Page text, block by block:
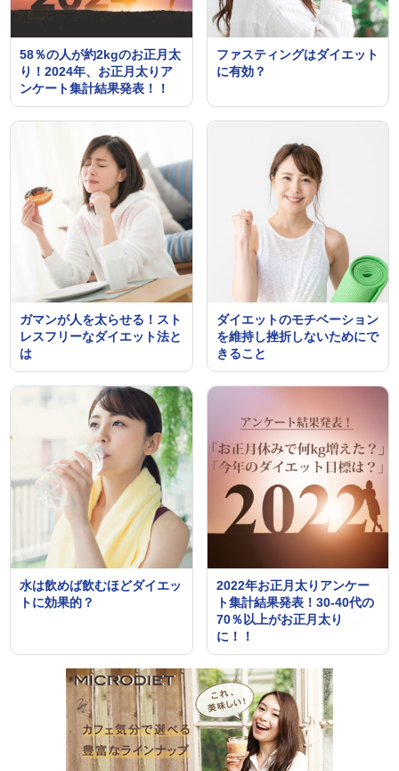
58％の人が約2kgのお正月太
り！2024年、お正月太りア
ンケート集計結果発表！！
ファスティングはダイエット
に有効？
ガマンが人を太らせる！スト
レスフリーなダイエット法と
は
ダイエットのモチベーション
を維持し挫折しないためにで
きること
水は飲めば飲むほどダイエッ
トに効果的？
2022年お正月太りアンケー
ト集計結果発表！30-40代の
70％以上がお正月太り
に！！